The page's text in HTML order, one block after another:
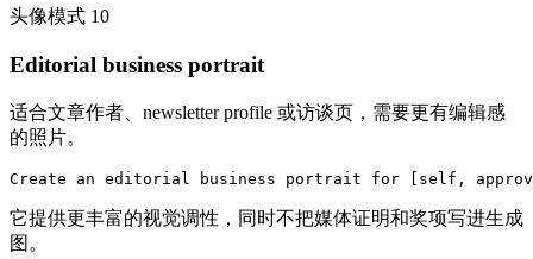
头像模式 10
Editorial business portrait
适合文章作者、newsletter profile 或访谈页，需要更有编辑感
的照片。
Create an editorial business portrait for [self,
它提供更丰富的视觉调性，同时不把媒体证明和奖项写进生成
图。